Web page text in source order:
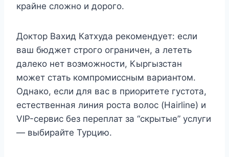
крайне сложно и дорого.
Доктор Вахид Катхуда рекомендует: если
ваш бюджет строго ограничен, а лететь
далеко нет возможности, Кыргызстан
может стать компромиссным вариантом.
Однако, если для вас в приоритете густота,
естественная линия роста волос (Hairline) и
VIP-сервис без переплат за “скрытые” услуги
— выбирайте Турцию.